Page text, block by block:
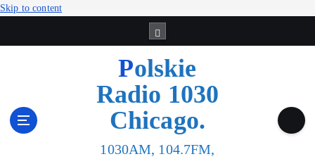
Skip to content
Polskie
Radio 1030
Chicago.
1030AM, 104.7FM,